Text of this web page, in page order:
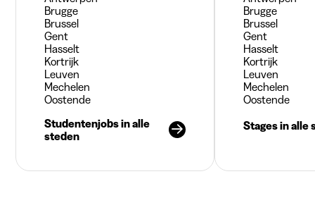
Brugge
Brussel
Gent
Hasselt
Kortrijk
Leuven
Mechelen
Oostende
Studentenjobs in alle
steden
Brugge
Brussel
Gent
Hasselt
Kortrijk
Leuven
Mechelen
Oostende
Stages in alle